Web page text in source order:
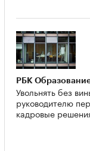
РБК
Увольнять без
руководителю
кадровые